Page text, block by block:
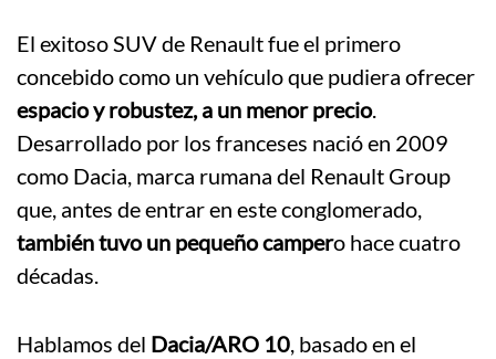
El exitoso SUV de Renault fue el primero
concebido como un vehículo que pudiera ofrecer
espacio y robustez, a un menor precio.
Desarrollado por los franceses nació en 2009
como Dacia, marca rumana del Renault Group
que, antes de entrar en este conglomerado,
también tuvo un pequeño campero hace cuatro
décadas.
Hablamos del Dacia/ARO 10, basado en el